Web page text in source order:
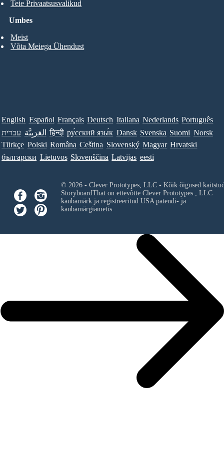
Umbes
Meist
Võta Meiega Ühendust
Teie Privaatsusvalikud
English Español Français Deutsch Italiana Nederlands Português
עברית العَرَبِيَّة हिन्दी ру́сский язы́к Dansk Svenska Suomi Norsk
Türkçe Polski Româna Ceština Slovenský Magyar Hrvatski
български Lietuvos Slovenščina Latvijas eesti
© 2026 - Clever Prototypes, LLC - Kõik õigused
StoryboardThat on ettevõtte Clever Prototypes , LLC
kaubamärk ja registreeritud USA patendi- ja
kaubamärgiametis